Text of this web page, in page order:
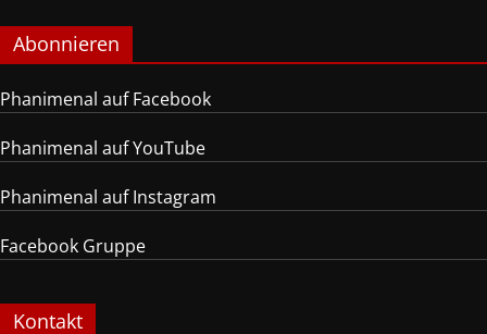
Abonnieren
Phanimenal auf Facebook
Phanimenal auf YouTube
Phanimenal auf Instagram
Facebook Gruppe
Kontakt